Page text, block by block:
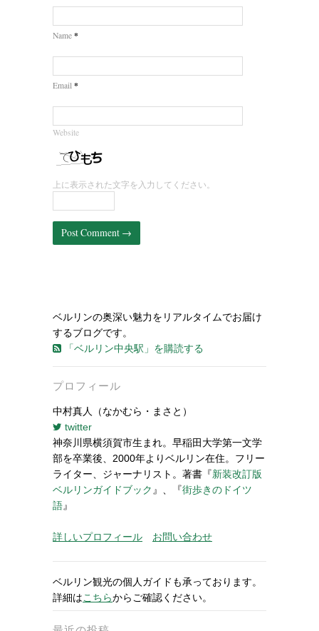
Name *
Email *
Website
上に表示された文字を入力してください。
ベルリンの奥深い魅力をリアルタイムでお届け
するブログです。
「ベルリン中央駅」を購読する
プロフィール
中村真人（なかむら・まさと）
twitter
神奈川県横須賀市生まれ。早稲田大学第一文学
部を卒業後、2000年よりベルリン在住。フリー
ライター、ジャーナリスト。著書『新装改訂版
ベルリンガイドブック 』、『街歩きのドイツ
語』
詳しいプロフィール お問い合わせ
ベルリン観光の個人ガイドも承っております。
詳細はこちらからご確認ください。